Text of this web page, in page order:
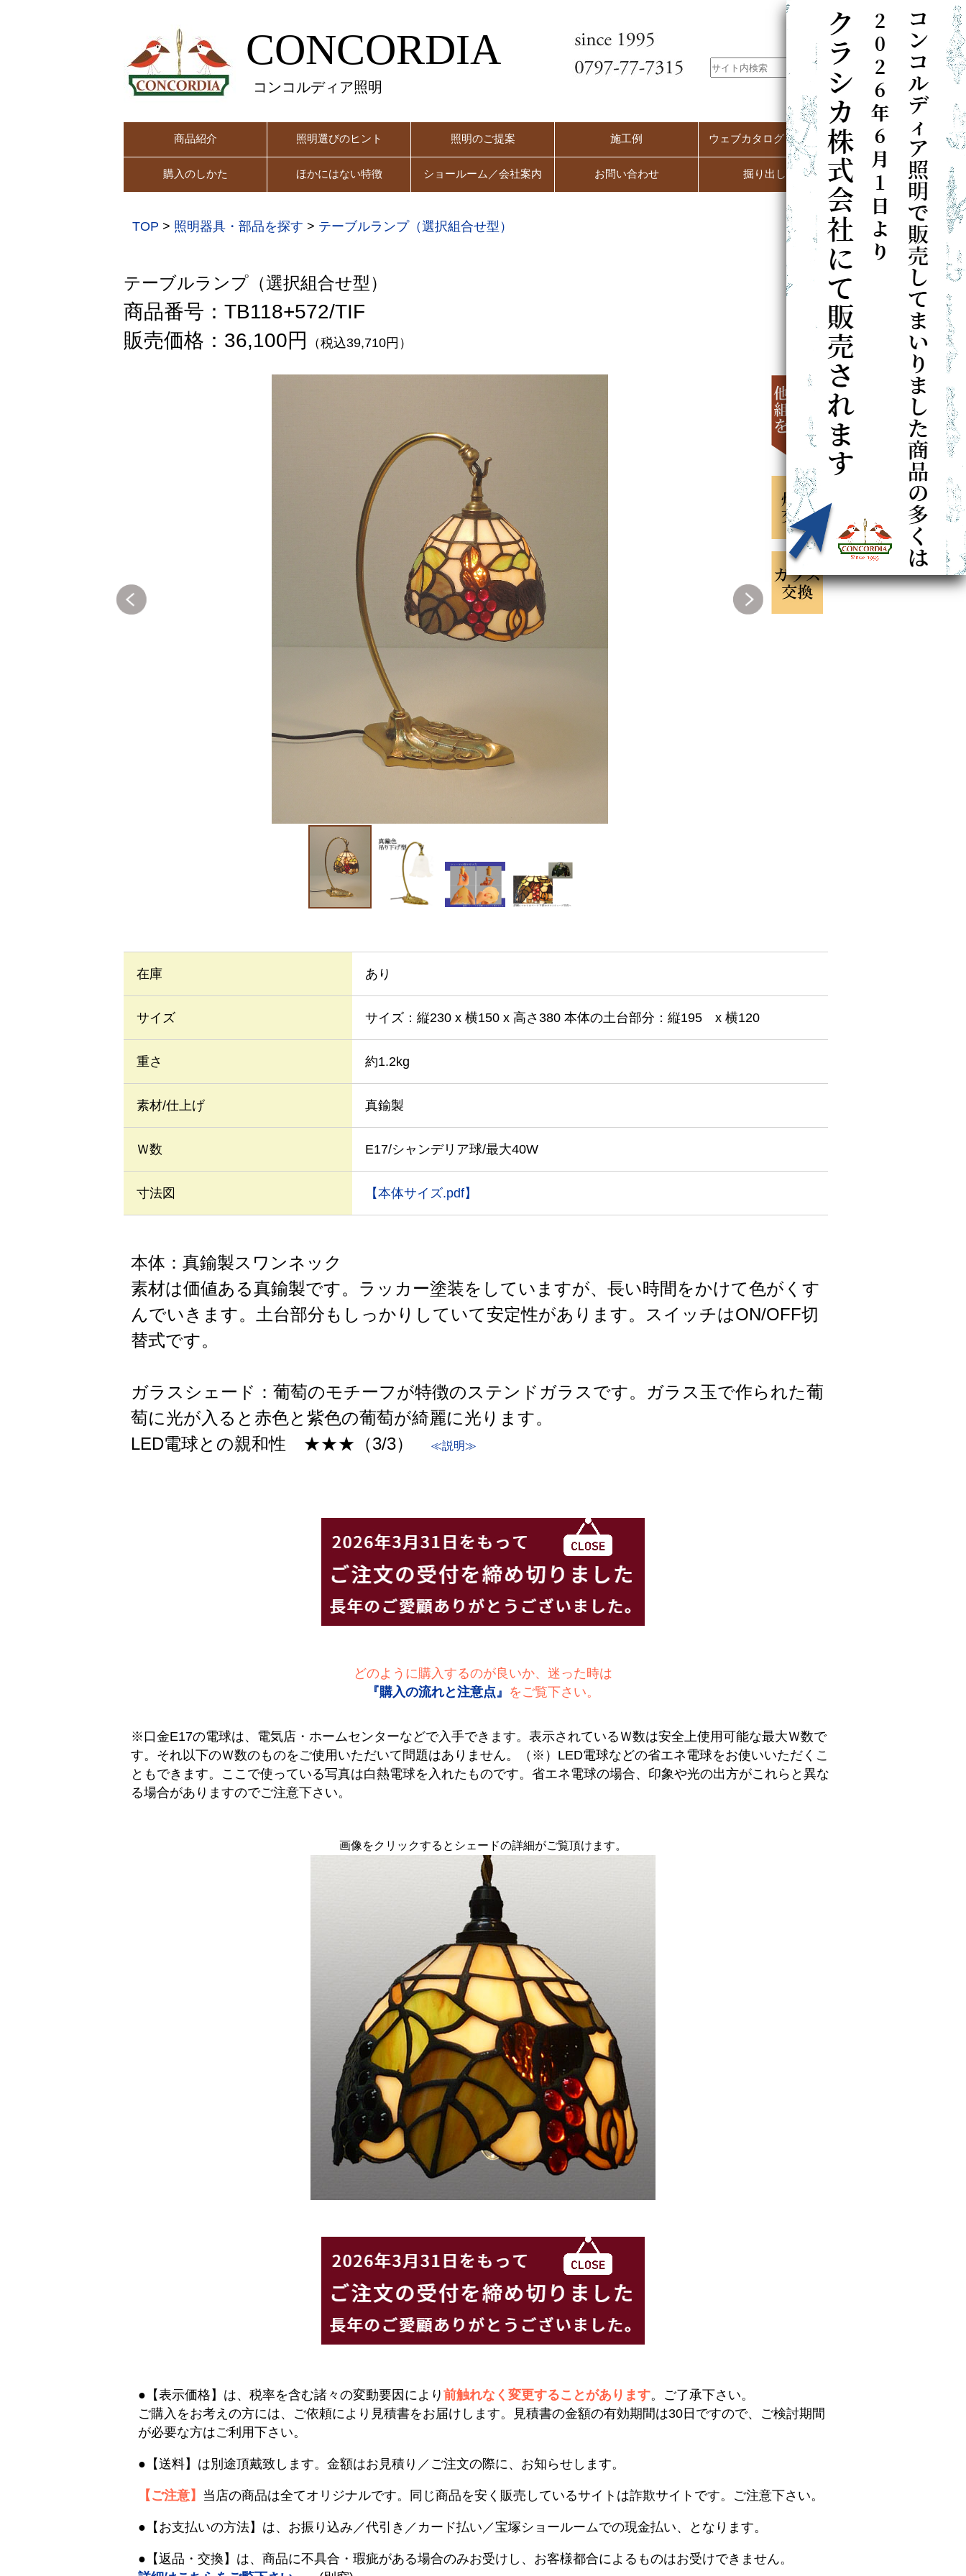
CONCORDIA
コンコルディア照明
商品紹介 照明選びのヒント 照明のご提案 施工例 ウェブカタログ（PC用）
購入のしかた ほかにはない特徴 ショールーム／会社案内 お問い合わせ 掘り出し市
TOP > 照明器具・部品を探す > テーブルランプ（選択組合せ型）
テーブルランプ（選択組合せ型）
商品番号：TB118+572/TIF
販売価格：36,100円
（税込39,710円）
在庫 あり
サイズ サイズ：縦230 x 横150 x 高さ380 本体の土台部分：縦195 x 横120
重さ 約1.2kg
素材/仕上げ 真鍮製
Ｗ数 E17/シャンデリア球/最大40W
寸法図 【本体サイズ.pdf】
本体：真鍮製スワンネック
素材は価値ある真鍮製です。ラッカー塗装をしていますが、長い時間をかけて色がくす
んでいきます。土台部分もしっかりしていて安定性があります。スイッチはON/OFF切
替式です。
ガラスシェード：葡萄のモチーフが特徴のステンドガラスです。ガラス玉で作られた葡
萄に光が入ると赤色と紫色の葡萄が綺麗に光ります。
LED電球との親和性 ★★★（3/3）
≪説明≫
どのように購入するのが良いか、迷った時は
『購入の流れと注意点』 をご覧下さい。
※口金E17の電球は、電気店・ホームセンターなどで入手できます。表示されているＷ数は安全上使用可能な最大Ｗ数で
す。それ以下のＷ数のものをご使用いただいて問題はありません。（※）LED電球などの省エネ電球をお使いいただくこ
ともできます。ここで使っている写真は白熱電球を入れたものです。省エネ電球の場合、印象や光の出方がこれらと異な
る場合がありますのでご注意下さい。
画像をクリックするとシェードの詳細がご覧頂けます。
●【表示価格】は、税率を含む諸々の変動要因により 前触れなく変更することがあります。ご了承下さい。
ご購入をお考えの方には、ご依頼により見積書をお届けします。見積書の金額の有効期間は30日ですので、ご検討期間
が必要な方はご利用下さい。
●【送料】は別途頂戴致します。金額はお見積り／ご注文の際に、お知らせします。
【ご注意】 当店の商品は全てオリジナルです。同じ商品を安く販売しているサイトは詐欺サイトです。ご注意下さい。
●【お支払いの方法】は、お振り込み／代引き／カード払い／宝塚ショールームでの現金払い、となります。
●【返品・交換】は、商品に不具合・瑕疵がある場合のみお受けし、お客様都合によるものはお受けできません。